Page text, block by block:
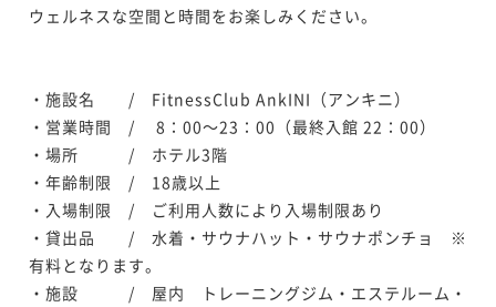
ウェルネスな空間と時間をお楽しみください。
・施設名　　/　FitnessClub AnkINI（アンキニ）
・営業時間　/　 8：00～23：00（最終入館 22：00）
・場所　　　/　ホテル3階
・年齢制限　/　18歳以上
・入場制限　/　ご利用人数により入場制限あり
・貸出品　　/　水着・サウナハット・サウナポンチョ　※
有料となります。
・施設　　　/　屋内　トレーニングジム・エステルーム・